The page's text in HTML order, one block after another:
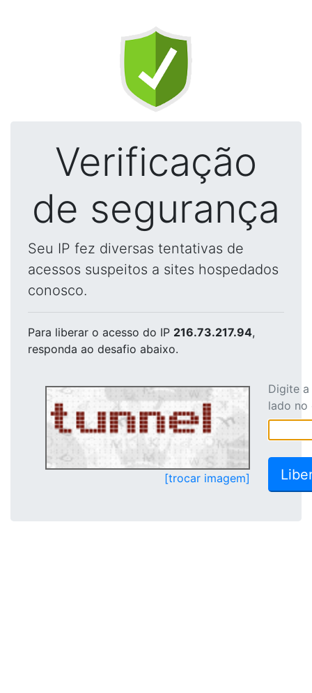
Verificação
de segurança
Seu IP fez diversas tentativas de
acessos suspeitos a sites hospedados
conosco.
Para liberar o acesso do IP 216.73.217.94,
responda ao desafio abaixo.
[trocar imagem]
Digite
lado no